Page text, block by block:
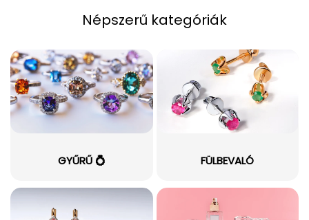
Népszerű kategóriák
GYŰRŰ 💍 FÜLBEVALÓ